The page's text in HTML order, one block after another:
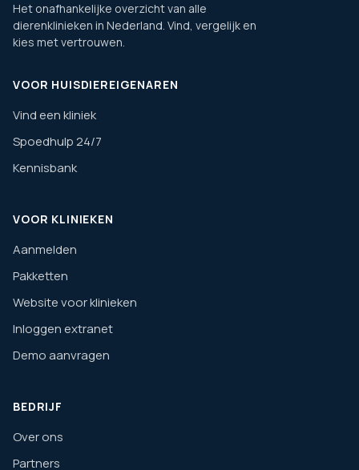
Het onafhankelijke overzicht van alle
dierenklinieken in Nederland. Vind, vergelijk en
kies met vertrouwen.
VOOR HUISDIEREIGENAREN
Vind een kliniek
Spoedhulp 24/7
Kennisbank
VOOR KLINIEKEN
Aanmelden
Pakketten
Website voor klinieken
Inloggen extranet
Demo aanvragen
BEDRIJF
Over ons
Partners